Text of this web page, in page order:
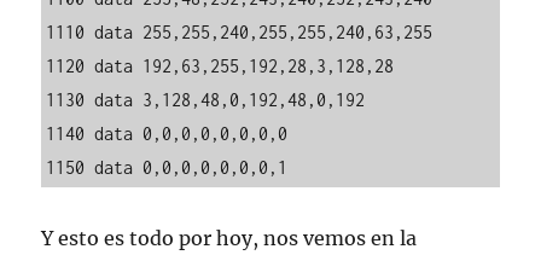
1110 data 255,255,240,255,255,240,63,255
1120 data 192,63,255,192,28,3,128,28
1130 data 3,128,48,0,192,48,0,192
1140 data 0,0,0,0,0,0,0,0
1150 data 0,0,0,0,0,0,0,1
Y esto es todo por hoy, nos vemos en la